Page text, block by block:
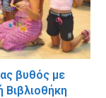
βυθός με
Βιβλιοθήκη